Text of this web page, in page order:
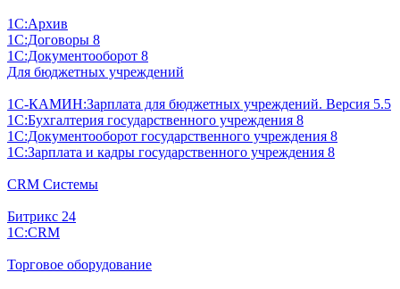
1С:Архив
1С:Договоры 8
1С:Документооборот 8
Для бюджетных учреждений
1С-КАМИН:Зарплата для бюджетных учреждений. Версия 5.5
1С:Бухгалтерия государственного учреждения 8
1С:Документооборот государственного учреждения 8
1С:Зарплата и кадры государственного учреждения 8
CRM Системы
Битрикс 24
1С:CRM
Торговое оборудование